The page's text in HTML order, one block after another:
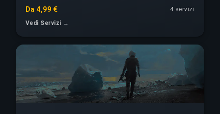
Da 4,99 €
4 servizi
Vedi Servizi →